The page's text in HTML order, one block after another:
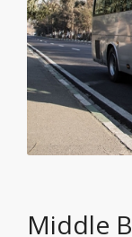
Middle